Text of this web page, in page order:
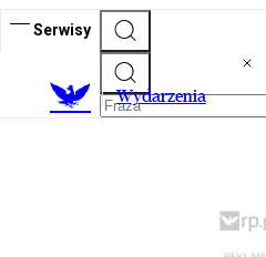
Serwisy
Wydarzenia